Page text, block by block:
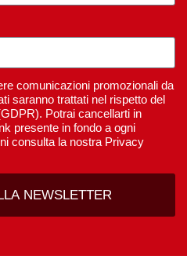
comunicazioni promozionali da
saranno trattati nel rispetto del
Potrai cancellarti in
presente in fondo a ogni
consulta la nostra Privacy
NEWSLETTER